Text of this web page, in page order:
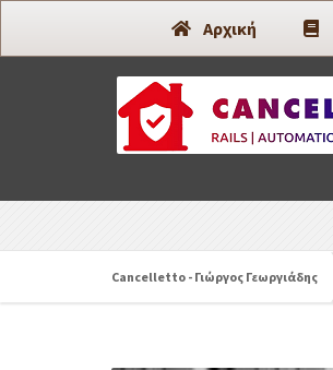
Συστήματα Ασφαλείας -
Cancelletto - Γιώργος Γεωργιάδης
Αρχική